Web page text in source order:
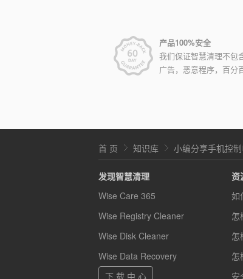
产品100%安全
我们保证智慧清理不包
广告，恶意程序，百分
首 页 知识库 小编分享手机控
发现智慧清理
Wise Care 365
Wise Registry Cleaner
Wise Disk Cleaner
Wise Data Recovery
下 载 中 心
资
如
怎
怎
怎
安